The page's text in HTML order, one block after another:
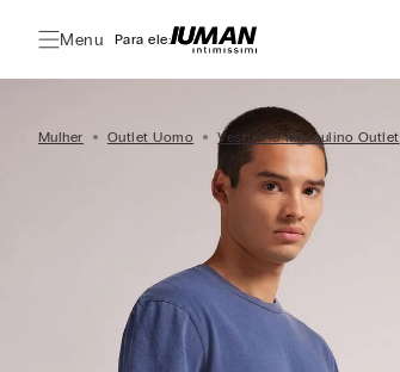
Menu Para ele:
Mulher Outlet Uomo Vestuário Masculino Outlet